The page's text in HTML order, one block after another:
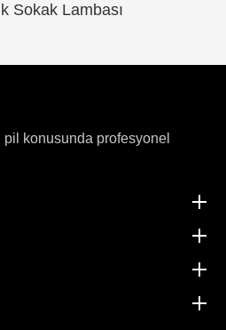
Sokak Lambası
konusunda profesyonel